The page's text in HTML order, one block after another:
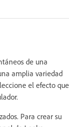
de una
amplia variedad
el efecto que
Para crear su